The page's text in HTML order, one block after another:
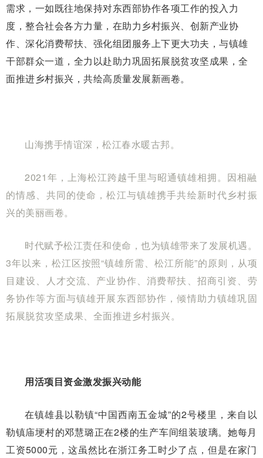
需求，一如既往地保持对东西部协作各项工作的投入力
度，整合社会各方力量，在助力乡村振兴、创新产业协
作、深化消费帮扶、强化组团服务上下更大功夫，与镇雄
干部群众一道，全力以赴助力巩固拓展脱贫攻坚成果，全
面推进乡村振兴，共绘高质量发展新画卷。
山海携手情谊深，松江春水暖古邦。
2021年，上海松江跨越千里与昭通镇雄相拥。因相融
的情感、共同的使命，松江与镇雄携手共绘新时代乡村振
兴的美丽画卷。
时代赋予松江责任和使命，也为镇雄带来了发展机遇。
3年以来，松江区按照“镇雄所需、松江所能”的原则，从项
目建设、人才交流、产业协作、消费帮扶、招商引资、劳
务协作等方面与镇雄开展东西部协作，倾情助力镇雄巩固
拓展脱贫攻坚成果、全面推进乡村振兴。
用活项目资金激发振兴动能
在镇雄县以勒镇“中国西南五金城”的2号楼里，来自以
勒镇庙埂村的邓慧璐正在2楼的生产车间组装玻璃。她每月
工资5000元，这虽然比在浙江务工时少了点，但是在家门